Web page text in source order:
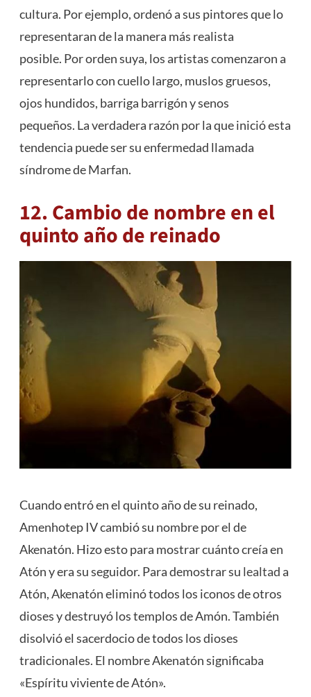
cultura. Por ejemplo, ordenó a sus pintores que lo
representaran de la manera más realista
posible. Por orden suya, los artistas comenzaron a
representarlo con cuello largo, muslos gruesos,
ojos hundidos, barriga barrigón y senos
pequeños. La verdadera razón por la que inició esta
tendencia puede ser su enfermedad llamada
síndrome de Marfan.
12. Cambio de nombre en el
quinto año de reinado
Cuando entró en el quinto año de su reinado,
Amenhotep IV cambió su nombre por el de
Akenatón. Hizo esto para mostrar cuánto creía en
Atón y era su seguidor. Para demostrar su lealtada
Atón, Akenatón eliminó todos los iconos de otros
dioses y destruyó los templos de Amón. También
disolvió el sacerdocio de todos los dioses
tradicionales. El nombre Akenatón significaba
«Espíritu viviente de Atón».